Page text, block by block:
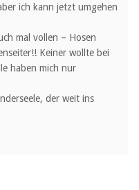
ich kann jetzt umgehen
mal vollen – Hosen
Keiner wollte bei
haben mich nur
der weit ins